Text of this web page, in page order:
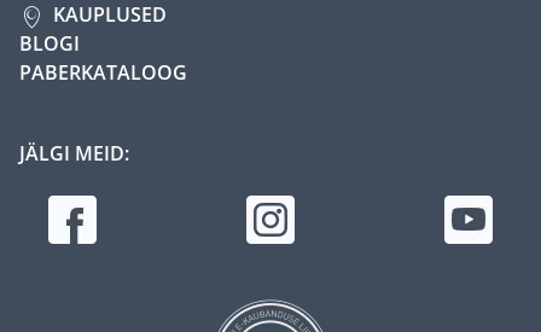
KAUPLUSED
BLOGI
PABERKATALOOG
JÄLGI MEID: